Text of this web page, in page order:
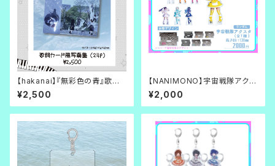
【hakanai】『無彩色の青』歌詞
カード風写真集（24p）
¥2,500
【NANIMONO】宇宙戦隊アクス
タ（７種ランダム）【 Kawaii Fur
utre Idol 】
¥2,000